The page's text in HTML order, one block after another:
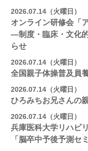
2026.07.14（火曜日）
オンライン研修会「
―制度・臨床・文化
らせ
2026.07.14（火曜日）
全国親子体操普及員
2026.07.14（火曜日）
ひろみちお兄さんの
2026.07.14（火曜日）
兵庫医科大学リハビ
「脳卒中予後予測セ